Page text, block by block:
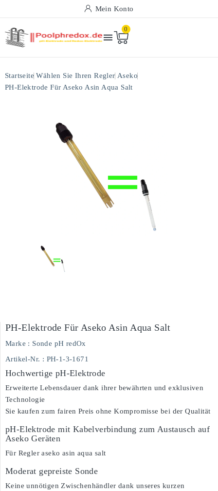
Mein Konto

0
Startseite Wählen Sie Ihren Regler Aseko
PH-Elektrode Für Aseko Asin Aqua Salt
PH-Elektrode Für Aseko Asin Aqua Salt
Marke : Sonde pH redOx
Artikel-Nr. : PH-1-3-1671
Hochwertige pH-Elektrode
Erweiterte Lebensdauer dank ihrer bewährten und exklusiven
Technologie
Sie kaufen zum fairen Preis ohne Kompromisse bei der Qualität
pH-Elektrode mit Kabelverbindung zum Austausch auf
Aseko Geräten
Für Regler aseko asin aqua salt
Moderat gepreiste Sonde
Keine unnötigen Zwischenhändler dank unseres kurzen